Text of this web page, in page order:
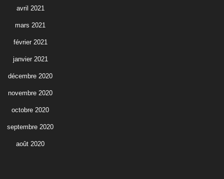
avril 2021
mars 2021
février 2021
janvier 2021
décembre 2020
novembre 2020
octobre 2020
septembre 2020
août 2020